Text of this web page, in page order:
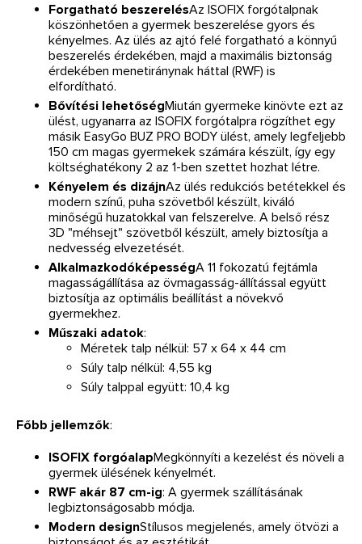
Forgatható beszerelésAz ISOFIX forgótalpnak
köszönhetően a gyermek beszerelése gyors és
kényelmes. Az ülés az ajtó felé forgatható a könnyű
beszerelés érdekében, majd a maximális biztonság
érdekében menetiránynak háttal (RWF) is
elfordítható.
Bővítési lehetőségMiután gyermeke kinövte ezt az
ülést, ugyanarra az ISOFIX forgótalpra rögzíthet egy
másik EasyGo BUZ PRO BODY ülést, amely legfeljebb
150 cm magas gyermekek számára készült, így egy
költséghatékony 2 az 1-ben szettet hozhat létre.
Kényelem és dizájnAz ülés redukciós betétekkel és
modern színű, puha szövetből készült, kiváló
minőségű huzatokkal van felszerelve. A belső rész
3D "méhsejt" szövetből készült, amely biztosítja a
nedvesség elvezetését.
AlkalmazkodóképességA 11 fokozatú fejtámla
magasságállítása az övmagasság-állítással együtt
biztosítja az optimális beállítást a növekvő
gyermekhez.
Műszaki adatok:
Méretek talp nélkül: 57 x 64 x 44 cm
Súly talp nélkül: 4,55 kg
Súly talppal együtt: 10,4 kg
Főbb jellemzők:
ISOFIX forgóalapMegkönnyíti a kezelést és növeli a
gyermek ülésének kényelmét.
RWF akár 87 cm-ig: A gyermek szállításának
legbiztonságosabb módja.
Modern designStílusos megjelenés, amely ötvözi a